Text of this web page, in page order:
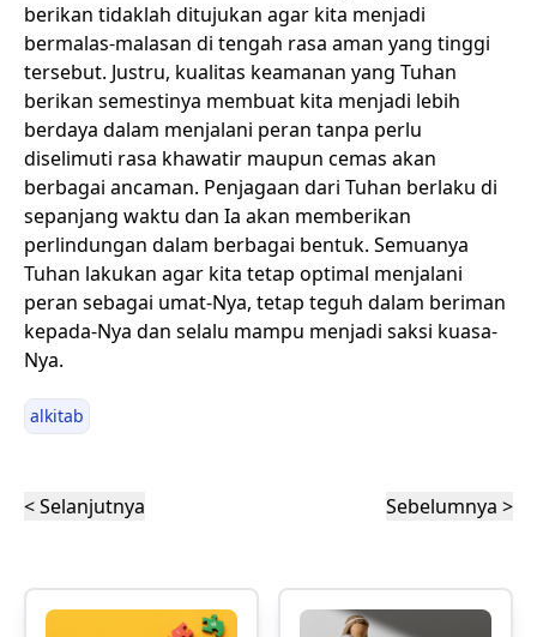
berikan tidaklah ditujukan agar kita menjadi
bermalas-malasan di tengah rasa aman yang tinggi
tersebut. Justru, kualitas keamanan yang Tuhan
berikan semestinya membuat kita menjadi lebih
berdaya dalam menjalani peran tanpa perlu
diselimuti rasa khawatir maupun cemas akan
berbagai ancaman. Penjagaan dari Tuhan berlaku di
sepanjang waktu dan Ia akan memberikan
perlindungan dalam berbagai bentuk. Semuanya
Tuhan lakukan agar kita tetap optimal menjalani
peran sebagai umat-Nya, tetap teguh dalam beriman
kepada-Nya dan selalu mampu menjadi saksi kuasa-
Nya.
alkitab
< Selanjutnya Sebelumnya >